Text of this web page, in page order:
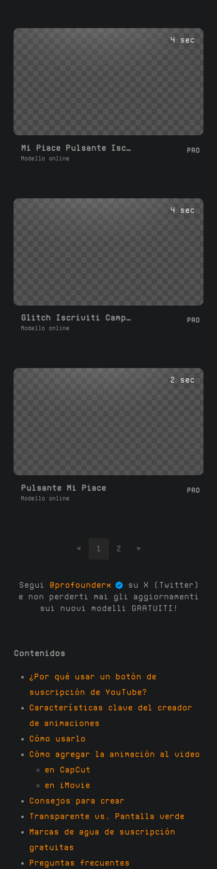
4 sec
Mi Piace Pulsante Iscriviti
Modello online
PRO
4 sec
Glitch Iscriviti Campanella
Modello online
PRO
2 sec
Pulsante Mi Piace
Modello online
PRO
« 1 2 »
Segui @profounderx
su X (Twitter)
e non perderti mai gli aggiornamenti
sui nuovi modelli GRATUITI!
Contenidos
¿Por qué usar un botón de
suscripción de YouTube?
Características clave del creador
de animaciones
Cómo usarlo
Cómo agregar la animación al video
en CapCut
en iMovie
Consejos para crear
Transparente vs. Pantalla verde
Marcas de agua de suscripción
gratuitas
Preguntas frecuentes